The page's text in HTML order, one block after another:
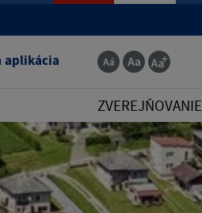
aplikácia
ZVEREJŇOVANIE